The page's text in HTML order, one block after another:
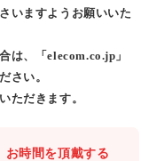
いますようお願いいた
は、「elecom.co.jp」
さい。
ただきます。
お時間を頂戴する